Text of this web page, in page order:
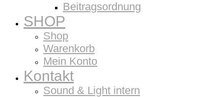
Beitragsordnung
SHOP
Shop
Warenkorb
Mein Konto
Kontakt
Sound & Light intern